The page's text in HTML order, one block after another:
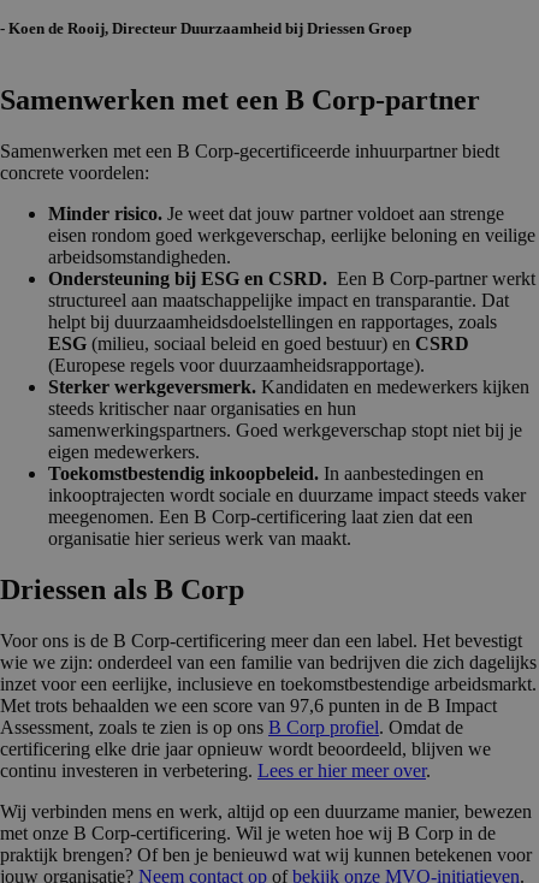
- Koen de Rooij, Directeur Duurzaamheid bij Driessen Groep
Samenwerken met een B Corp-partner
Samenwerken met een B Corp-gecertificeerde inhuurpartner biedt
concrete voordelen:
Minder risico. Je weet dat jouw partner voldoet aan strenge
eisen rondom goed werkgeverschap, eerlijke beloning en veilige
arbeidsomstandigheden.
Ondersteuning bij ESG en CSRD. Een B Corp-partner werkt
structureel aan maatschappelijke impact en transparantie. Dat
helpt bij duurzaamheidsdoelstellingen en rapportages, zoals
ESG (milieu, sociaal beleid en goed bestuur) en CSRD
(Europese regels voor duurzaamheidsrapportage).
Sterker werkgeversmerk. Kandidaten en medewerkers kijken
steeds kritischer naar organisaties en hun
samenwerkingspartners. Goed werkgeverschap stopt niet bij je
eigen medewerkers.
Toekomstbestendig inkoopbeleid. In aanbestedingen en
inkooptrajecten wordt sociale en duurzame impact steeds vaker
meegenomen. Een B Corp-certificering laat zien dat een
organisatie hier serieus werk van maakt.
Driessen als B Corp
Voor ons is de B Corp-certificering meer dan een label. Het bevestigt
wie we zijn: onderdeel van een familie van bedrijven die zich dagelijks
inzet voor een eerlijke, inclusieve en toekomstbestendige arbeidsmarkt.
Met trots behaalden we een score van 97,6 punten in de B Impact
Assessment, zoals te zien is op ons B Corp profiel. Omdat de
certificering elke drie jaar opnieuw wordt beoordeeld, blijven we
continu investeren in verbetering. Lees er hier meer over.
Wij verbinden mens en werk, altijd op een duurzame manier, bewezen
met onze B Corp-certificering. Wil je weten hoe wij B Corp in de
praktijk brengen? Of ben je benieuwd wat wij kunnen betekenen voor
jouw organisatie? Neem contact op ofbekijk onze MVO-initiatieven.